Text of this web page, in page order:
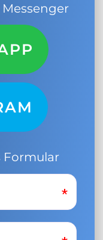
Formular